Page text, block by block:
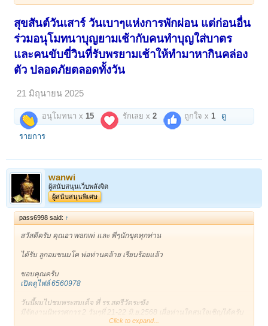
สุขสันต์วันเสาร์ วันเบาๆแห่งการพักผ่อน แต่ก่อนอื่น
ร่วมอนุโมทนาบุญยามเช้ากับคนทำบุญใส่บาตร
และคนขับขี่วินที่รับพรยามเช้าให้ทำมาหากินคล่อง
ตัว ปลอดภัยตลอดทั้งวัน
21 มิถุนายน 2025
อนุโมทนา x15 รักเลย x2 ถูกใจ x1 ดู
รายการ
wanwi
ผู้สนับสนุนเว็บพลังจิต
ผู้สนับสนุนพิเศษ
pass6998 said: ↑
สวัสดีครับ คุณอา wanwi และ พี่ๆนักขุดทุกท่าน
ได้รับ ลูกอมขนมโค พ่อท่านคล้าย เรียบร้อยแล้ว
ขอบคุณครับ
เปิดดูไฟล์ 6560978
วันนี้ผมไปชมพระสมเด็จ ที่ รร.สตรีวัดระฆัง
มีจัดงานนิทรรศการ 2 วันๆที่ 21-22 มิ.ย.2568 เผื่อท่านใดสนใจเชิญได้ครับ
Click to expand...